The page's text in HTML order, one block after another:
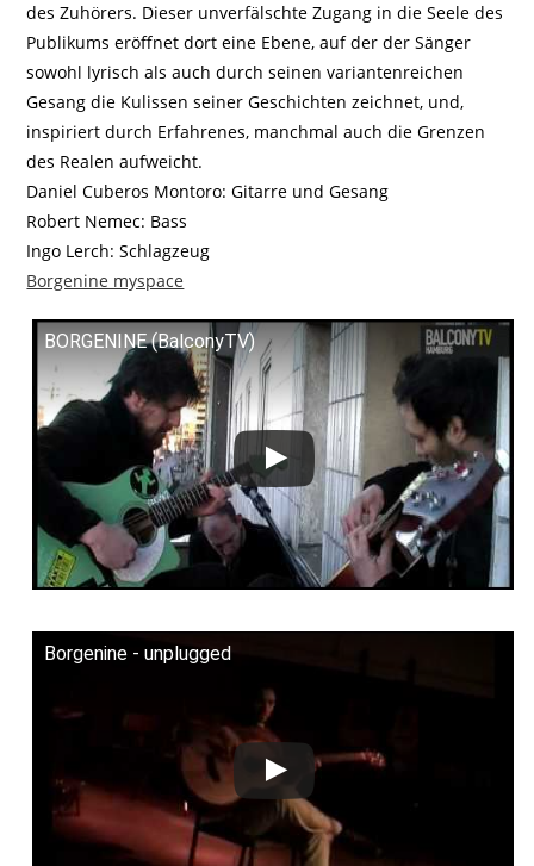
des Zuhörers. Dieser unverfälschte Zugang in die Seele des
Publikums eröffnet dort eine Ebene, auf der der Sänger
sowohl lyrisch als auch durch seinen variantenreichen
Gesang die Kulissen seiner Geschichten zeichnet, und,
inspiriert durch Erfahrenes, manchmal auch die Grenzen
des Realen aufweicht.
Daniel Cuberos Montoro: Gitarre und Gesang
Robert Nemec: Bass
Ingo Lerch: Schlagzeug
Borgenine myspace
BORGENINE (BalconyTV)
Borgenine - unplugged